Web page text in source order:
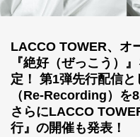
LACCO TOWER、オ
『絶好（ぜっこう）
定！ 第1弾先行配信と
（Re-Recording）を
さらにLACCO
行』の開催も発表！